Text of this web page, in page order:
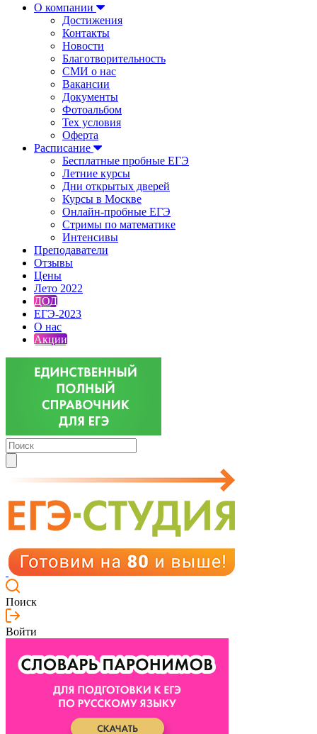
О компании
Достижения
Контакты
Новости
Благотворительность
СМИ о нас
Вакансии
Документы
Фотоальбом
Тех условия
Оферта
Расписание
Бесплатные пробные ЕГЭ
Летние курсы
Дни открытых дверей
Курсы в Москве
Онлайн-пробные ЕГЭ
Стримы по математике
Интенсивы
Преподаватели
Отзывы
Цены
Лето 2022
ДОД
ЕГЭ-2023
О нас
Акции
Поиск
Войти